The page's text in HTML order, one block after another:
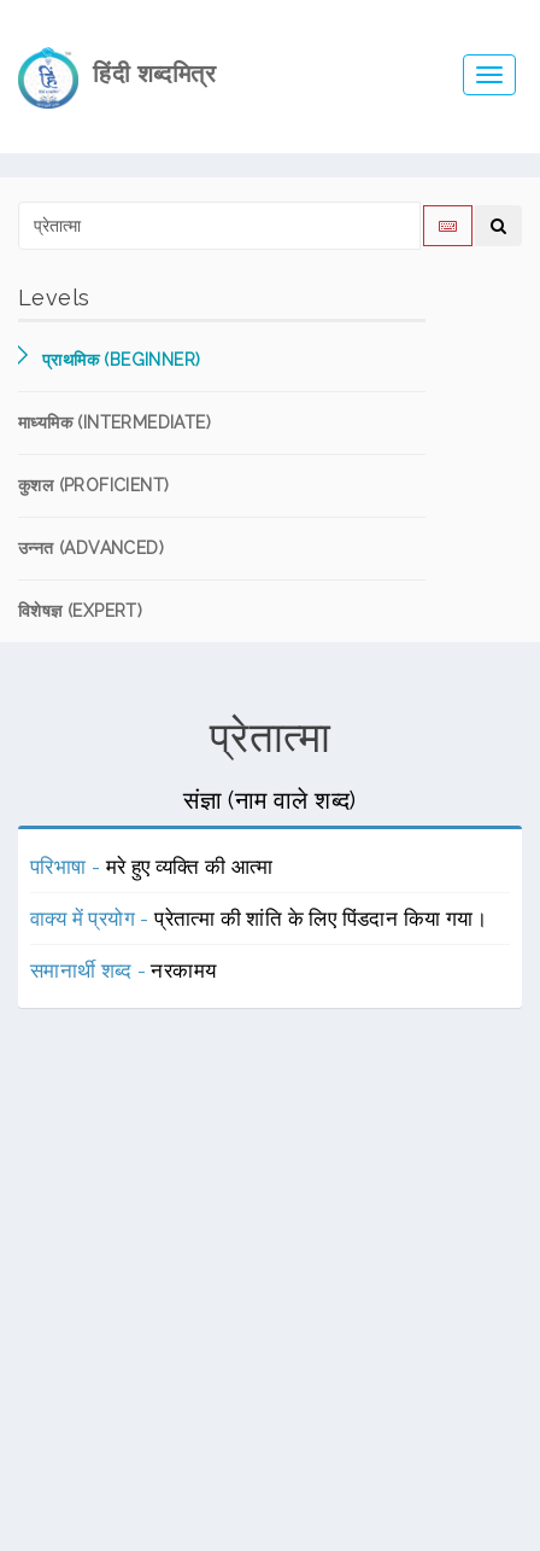
हिंदी शब्दमित्र
Levels
प्राथमिक (BEGINNER)
माध्यमिक (INTERMEDIATE)
कुशल (PROFICIENT)
उन्नत (ADVANCED)
विशेषज्ञ (EXPERT)
प्रेतात्मा
संज्ञा (नाम वाले शब्द)
परिभाषा -मरे हुए व्यक्ति की आत्मा
वाक्य में प्रयोग -प्रेतात्मा की शांति के लिए पिंडदान किया गया।
समानार्थी शब्द -नरकामय